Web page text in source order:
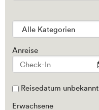
Anreise
Reisedatum unbekannt
Erwachsene